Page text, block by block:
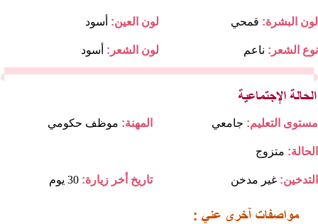
لون العين: أسود لون البشرة: قمحي
لون الشعر: أسود نوع الشعر: ناعم
المهنة: موظف حكومي مستوى التعليم: جامعي
الحالة: متزوج
تاريخ أخر زيارة: 30 يوم التدخين: غير مدخن